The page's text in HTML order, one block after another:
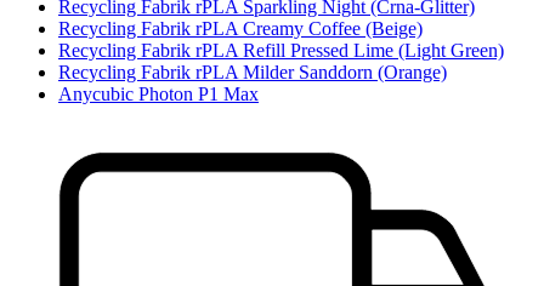
Recycling Fabrik rPLA Sparkling Night (Crna-Glitter)
Recycling Fabrik rPLA Creamy Coffee (Beige)
Recycling Fabrik rPLA Refill Pressed Lime (Light Green)
Recycling Fabrik rPLA Milder Sanddorn (Orange)
Anycubic Photon P1 Max